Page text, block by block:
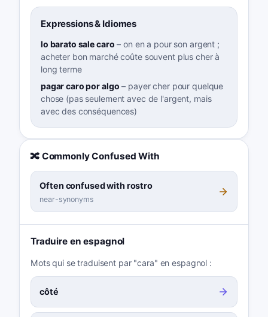
Expressions & Idiomes
lo barato sale caro –on en a pour son argent ;
acheter bon marché coûte souvent plus cher à
long terme
pagar caro por algo – payer cher pour quelque
chose (pas seulement avec de l'argent, mais
avec des conséquences)
🔀 Commonly Confused With
Often confused with rostro
near-synonyms
Traduire en espagnol
Mots qui se traduisent par "cara" en espagnol :
côté